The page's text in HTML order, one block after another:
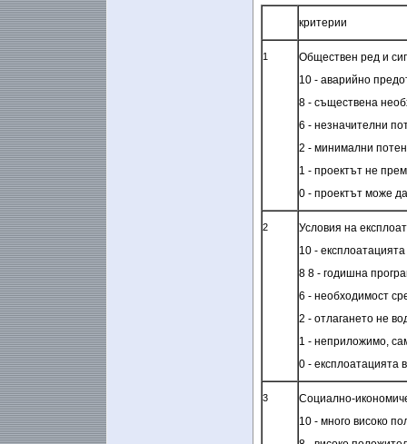
критерии
1
Обществен ред и
10 - аварийно
8 - съществена
6 - незначителни
2 - минимални
1 - проектът не
0 - проектът може
2
Условия на
10 -
8 8 - годишна
6 - необходимост
2 - отлагането не
1 - неприложимо,
0 - експлоатацията
3
Социално-
10 - много високо